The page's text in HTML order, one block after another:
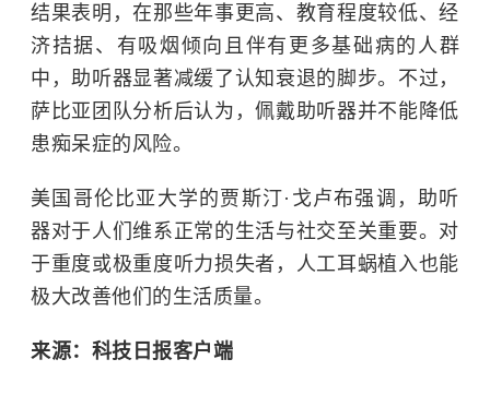
结果表明，在那些年事更高、教育程度较低、经
济拮据、有吸烟倾向且伴有更多基础病的人群
中，助听器显著减缓了认知衰退的脚步。不过，
萨比亚团队分析后认为，佩戴助听器并不能降低
患痴呆症的风险。
美国哥伦比亚大学的贾斯汀·戈卢布强调，助听
器对于人们维系正常的生活与社交至关重要。对
于重度或极重度听力损失者，人工耳蜗植入也能
极大改善他们的生活质量。
来源：科技日报客户端